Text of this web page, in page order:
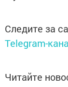
Следите за
Telegram-
Читайте